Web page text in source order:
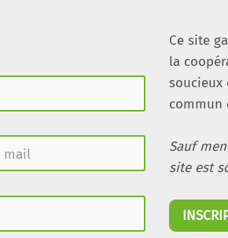
Ce site
la
soucieux
commun
Sauf
site est